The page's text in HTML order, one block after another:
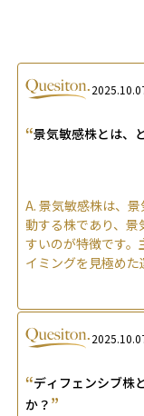
“景気敏感株とは、
A. 景気敏感株は、
動する株であり、
すいのが特徴です
イミングを見極めた
“ディフェンシブ株
か？ ”